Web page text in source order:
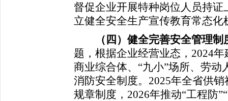
督促企业开展特种岗位人员持
立健全安全生产宣传教育常态化
（ 四 ） 健全完善安全管理制
题，根据企业经营业态，2024
商业综合体、“九小”场所、劳
消防安全制度。2025年全省供
规章制度，2026年推动“工程防